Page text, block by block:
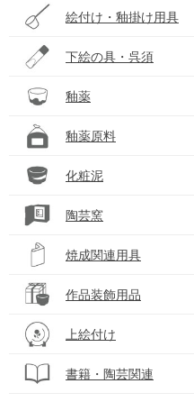
絵付け・釉掛け用具
下絵の具・呉須
釉薬
釉薬原料
化粧泥
陶芸窯
焼成関連用具
作品装飾用品
上絵付け
書籍・陶芸関連